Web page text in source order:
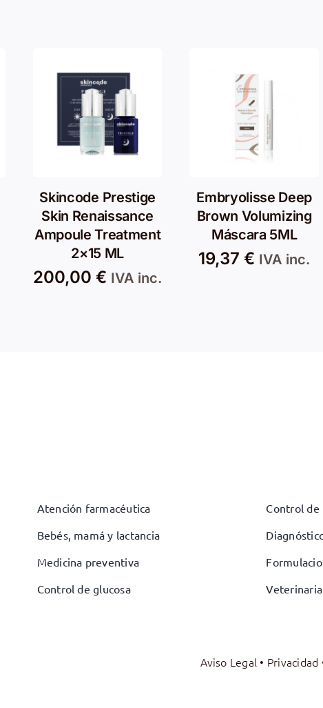
Skincode Prestige
Skin Renaissance
Ampoule Treatment
2×15 ML
200,00€ IVA inc.
Embryolisse Deep
Brown Volumizing
Máscara 5ML
19,37€ IVA inc.
Atención farmacéutica
Bebés, mamá y lactancia
Medicina preventiva
Control de glucosa
Control de
Veterinaria
Aviso Legal • Privacidad